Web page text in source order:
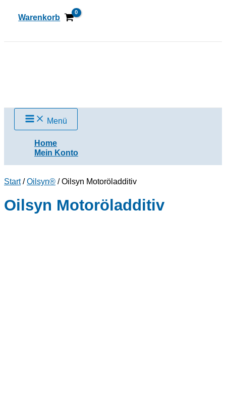
InhaltWarenkorb
Menü
Home
Mein Konto
Start/Oilsyn® / Oilsyn Motoröladditiv
Oilsyn Motoröladditiv